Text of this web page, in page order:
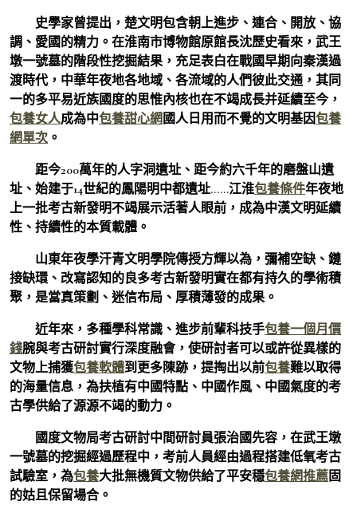
史學家曾提出，楚文明包含朝上進步、連合、開放、協
調、愛國的精力。在淮南市博物館原館長沈歷史看來，武王
墩一號墓的階段性挖掘結果，充足表白在戰國早期向秦漢過
渡時代，中華年夜地各地域、各流域的人們彼此交通，其同
一的多平易近族國度的思惟內核也在不竭成長并延續至今，
包養女人成為中包養甜心網 國人日用而不覺的文明基因包養
網單次 。
距今200萬年的人字洞遺址、距今約六千年的磨盤山遺
址、始建于14世紀的鳳陽明中都遺址……江淮包養條件年夜地
上一批考古新發明不竭展示活著人眼前，成為中漢文明延續
性、持續性的本質載體。
山東年夜學汗青文明學院傳授方輝以為，彌補空缺、鏈
接缺環、改寫認知的良多考古新發明實在都有持久的學術積
聚，是當真策劃、迷信布局、厚積薄發的成果。
近年來，多種學科常識、進步前輩科技手包養一個月價
錢腕與考古研討實行深度融會，使研討者可以或許從異樣的
文物上捕獲包養軟體到更多陳跡，提掏出以前包養難以取得
的海量信息，為扶植有中國特點、中國作風、中國氣度的考
古學供給了源源不竭的動力。
國度文物局考古研討中間研討員張治國先容，在武王墩
一號墓的挖掘經過歷程中，考前人員經由過程搭建低氧考古
試驗室，為包養大批無機質文物供給了平安穩包養網推薦固
的姑且保留場合。